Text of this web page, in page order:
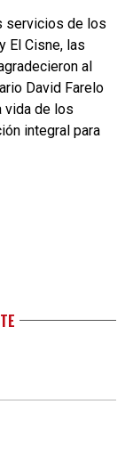
servicios de los
El Cisne, las
al
David Farelo
vida de los
integral para